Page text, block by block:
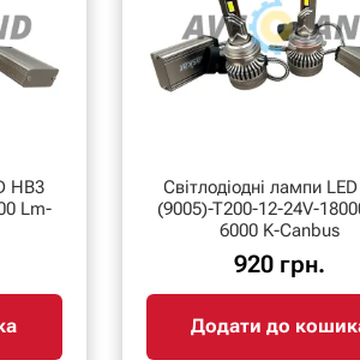
HB3
Lm-
Світлодіодні лампи
(9005)-T200-12-24V-
6000 K-Canbus
920 грн.
Додати до